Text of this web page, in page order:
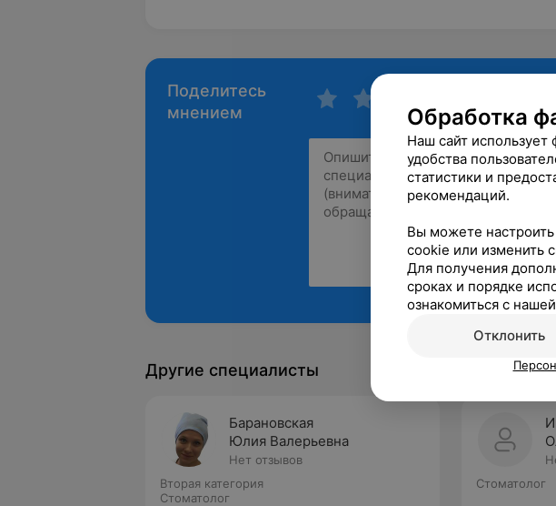
Поделитесь
мнением
Другие специалисты
Барановская
Юлия Валерьевна
Нет отзывов
Вторая категория
Стоматолог
Стоматолог
Обработка
Наш сайт
удобства
статистики и
рекомендаций.
Вы можете
cookie или изменить
Для получения
сроках и порядке
ознакомиться с нашей
Отклонить